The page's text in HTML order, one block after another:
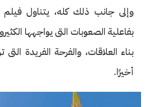
بفاعلية الصعوبات التى يواجهها
بناء العلاقات، والفرحة الفريدة
أخيرًا.